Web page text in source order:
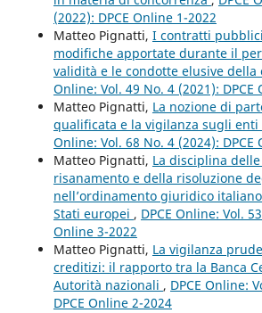
(2022): DPCE Online 1-2022
Matteo Pignatti, I contratti
modifiche apportate durante il
validità e le condotte elusive della
Online: Vol. 49 No. 4 (2021): DPCE
Matteo Pignatti, La nozione di
qualificata e la vigilanza sugli
Online: Vol. 68 No. 4 (2024): DPCE
Matteo Pignatti, La disciplina
risanamento e della risoluzione
nell’ordinamento giuridico
Stati europei , DPCE Online: Vol.
Online 3-2022
Matteo Pignatti, La vigilanza
creditizi: il rapporto tra la Banca
Autorità nazionali , DPCE Online:
DPCE Online 2-2024